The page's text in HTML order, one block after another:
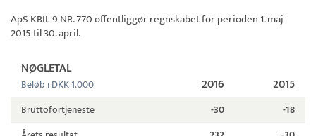
ApS KBIL 9 NR. 770offentliggør regnskabet for perioden 1. maj
2015 til 30. april.
NØGLETAL
Beløb i DKK 1.000 2016 2015
Bruttofortjeneste -30
-18